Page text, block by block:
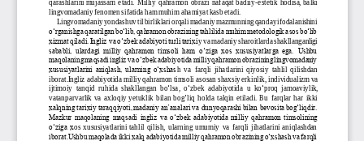
qarashlarini mujassam  etadi.  Milliy  qahramon  obrazi  nafaqat badiiy-estetik  hodisa, balki
lingvomadaniy fenomen sifatida ham muhim ahamiyat kasb etadi.
Lingvomadaniy yondashuv til birliklari orqali madaniy mazmunning qanday ifodalanishini
o‘rganishga qaratilgan bo‘lib, qahramon obrazining tahlilida muhim metodologik asos bo‘lib
xizmat qiladi. Ingliz va o‘zbek adabiyoti turli tarixiy va madaniy sharoitlarda shakllanganligi
sababli,  ulardagi  milliy  qahramon  timsoli  ham  o‘ziga  xos  xususiyatlarga  ega.  Ushbu
maqolaning maqsadi ingliz va o‘zbek adabiyotida milliy qahramon obrazining lingvomadaniy
xususiyatlarini aniqlash,  ularning  o‘xshas h  va  farqli  jihatlarini  qiyosiy  tahlil  qilishdan
iborat. Ingliz adabiyotida milliy qahramon timsoli asosan shaxsiy erkinlik individualizm va
ijtimoiy tanqid ruhida shakllangan bo‘lsa o‘zbek adabiyotida u ko‘proq jamoaviylik,
vatanparvarlik va axloqiy yetuklik bilan bog‘liq holda talqin etiladi. Bu  farqlar  har  ikki
xalqning tarixiy taraqqiyoti, madaniy an’analari va dunyoqarashi bilan bevosita bog‘liqdir.
Mazkur maqolaning  maqsadi ingliz  va o‘zbek adabiyotida milliy  qahramon timsolining
o‘ziga xos  xususiyatlarini tahlil  qilish,  ularning  umumiy  va  farqli  jihatlarini aniqlashdan
iborat.Ushbu maqolada ikki xalq adabiyotida milliy qahramon obrazining o‘xshash va farqli